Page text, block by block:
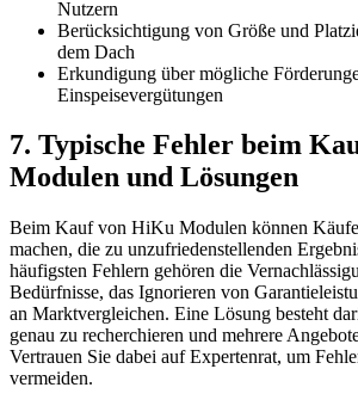
Nutzern
Berücksichtigung von Größe und
dem Dach
Erkundigung über mögliche
Einspeisevergütungen
7. Typische Fehler beim
Modulen und Lösungen
Beim Kauf von HiKu Modulen können
machen, die zu unzufriedenstellenden
häufigsten Fehlern gehören die
Bedürfnisse, das Ignorieren von
an Marktvergleichen. Eine Lösung besteht
genau zu recherchieren und mehrere
Vertrauen Sie dabei auf Expertenrat, um
vermeiden.